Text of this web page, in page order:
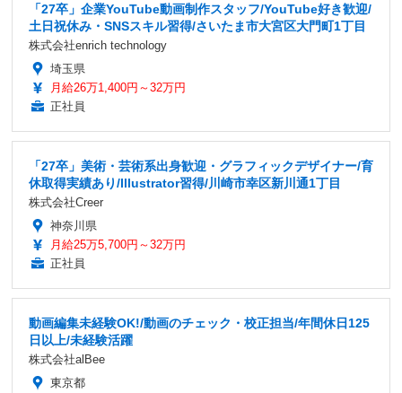
「27卒」企業YouTube動画制作スタッフ/YouTube好き歓迎/
土日祝休み・SNSスキル習得/さいたま市大宮区大門町1丁目
株式会社enrich technology
埼玉県
月給26万1,400円～32万円
正社員
「27卒」美術・芸術系出身歓迎・グラフィックデザイナー/育
休取得実績あり/Illustrator習得/川崎市幸区新川通1丁目
株式会社Creer
神奈川県
月給25万5,700円～32万円
正社員
動画編集未経験OK!/動画のチェック・校正担当/年間休日125
日以上/未経験活躍
株式会社alBee
東京都